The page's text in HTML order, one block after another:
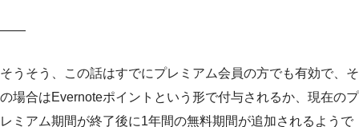
——
そうそう、この話はすでにプレミアム会員の方でも有効で、そ
の場合はEvernoteポイントという形で付与されるか、現在のプ
レミアム期間が終了後に1年間の無料期間が追加されるようで